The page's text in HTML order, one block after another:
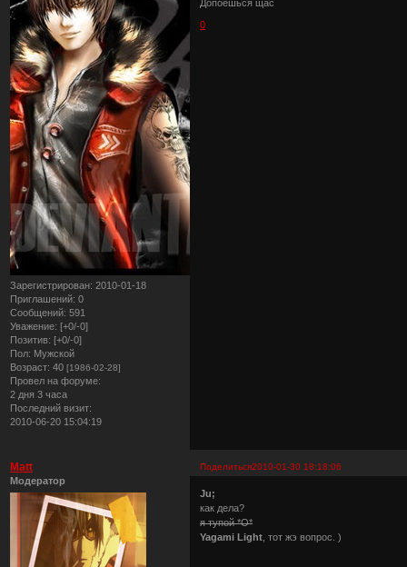
Зарегистрирован: 2010-01-18
Приглашений: 0
Сообщений: 591
Уважение: [+0/-0]
Позитив: [+0/-0]
Пол: Мужской
Возраст: 40 [1986-02-28]
Провел на форуме:
2 дня 3 часа
Последний визит:
2010-06-20 15:04:19
Допоешься щас
0
Поделиться2010-01-30 18:18:06
Matt
Модератор
Ju;
как дела?
я тупой *О*
Yagami Light , тот жэ вопрос. )